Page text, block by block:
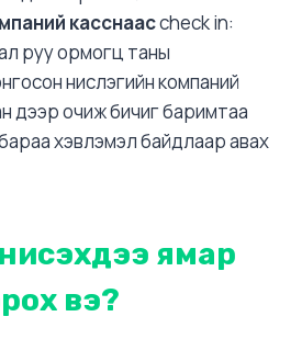
касснаасcheck in:
руу ормогц таны
нислэгийн компаний
дээр очиж бичиг баримтаа
хэвлэмэл байдлаар авах
ямар
вэ?